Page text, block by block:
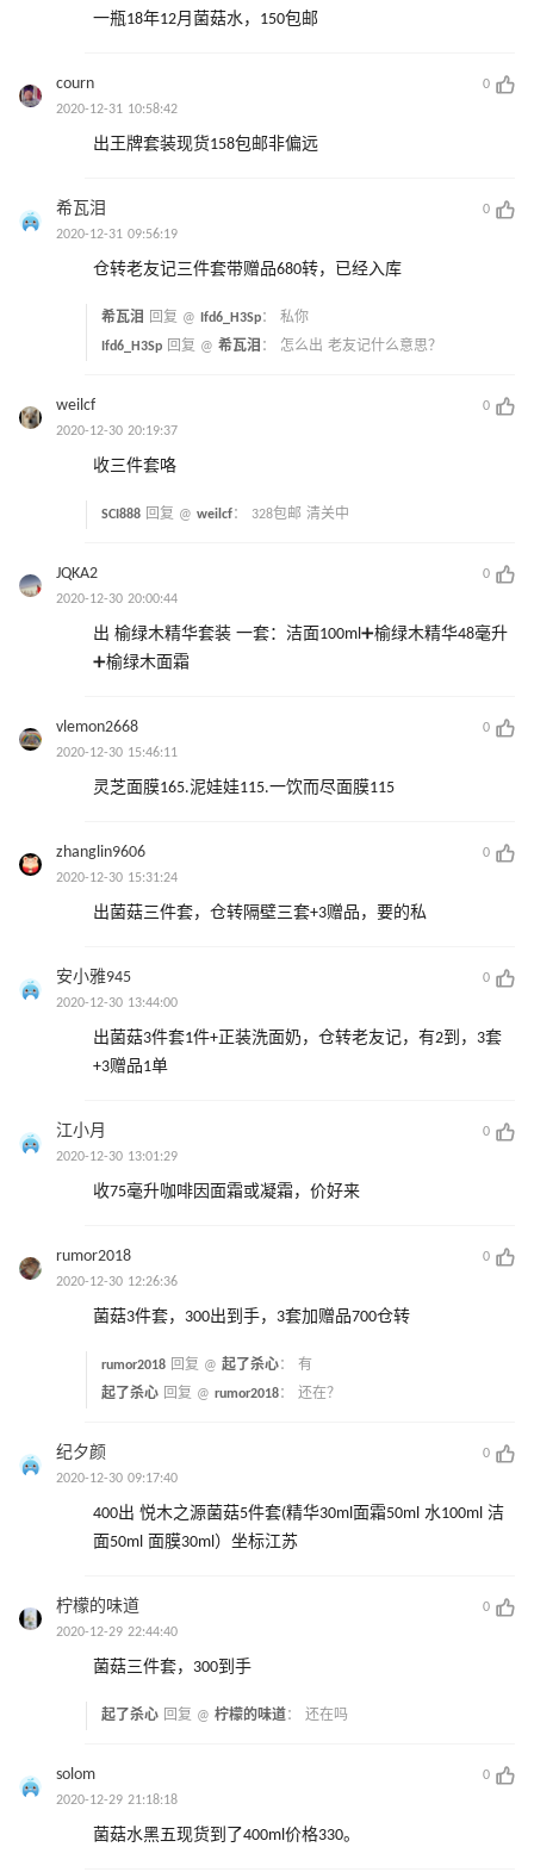
一瓶18年12月菌菇水，150包邮
courn
0
2020-12-31 10:58:42
出王牌套装现货158包邮非偏远
希瓦泪
0
2020-12-31 09:56:19
仓转老友记三件套带赠品680转，已经入库
希瓦泪 回复 @ Ifd6_H3Sp： 私你
Ifd6_H3Sp 回复 @ 希瓦泪 ： 怎么出 老友记什么意思？
weilcf
0
2020-12-30 20:19:37
收三件套咯
SCI888 回复 @ weilcf： 328包邮 清关中
JQKA2
0
2020-12-30 20:00:44
出 榆绿木精华套装 一套：洁面100ml➕榆绿木精华48毫升
➕榆绿木面霜
vlemon2668
0
2020-12-30 15:46:11
灵芝面膜165.泥娃娃115.一饮而尽面膜115
zhanglin9606
0
2020-12-30 15:31:24
出菌菇三件套，仓转隔壁三套+3赠品，要的私
安小雅945
0
2020-12-30 13:44:00
出菌菇3件套1件+正装洗面奶，仓转老友记，有2到，3套
+3赠品1单
江小月
0
2020-12-30 13:01:29
收75毫升咖啡因面霜或凝霜，价好来
rumor2018
0
2020-12-30 12:26:36
菌菇3件套，300出到手，3套加赠品700仓转
rumor2018 回复 @ 起了杀心： 有
起了杀心 回复 @ rumor2018： 还在？
纪夕颜
0
2020-12-30 09:17:40
400出 悦木之源菌菇5件套(精华30ml面霜50ml 水100ml 洁
面50ml 面膜30ml）坐标江苏
柠檬的味道
0
2020-12-29 22:44:40
菌菇三件套，300到手
起了杀心 回复 @ 柠檬的味道： 还在吗
solom
0
2020-12-29 21:18:18
菌菇水黑五现货到了400ml价格330。